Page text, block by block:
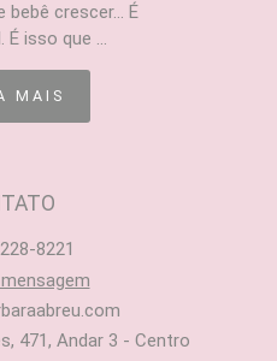
bebê crescer... É
É isso que ...
MAIS
8221
471, Andar 3 - Centro